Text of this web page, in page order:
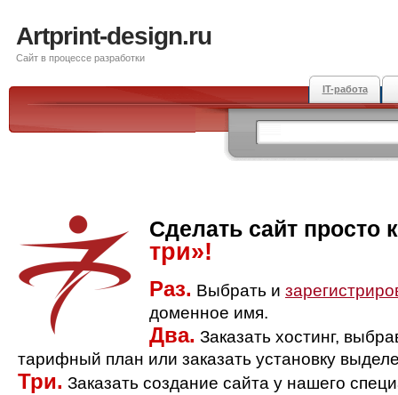
Artprint-design.ru
Сайт в процессе разработки
IT-работа
Сделать сайт просто
три»!
Раз. Выбрать и
доменное имя.
Два. Заказать хостинг,
тарифный план или заказать установку
Три. Заказать создание сайта у нашего